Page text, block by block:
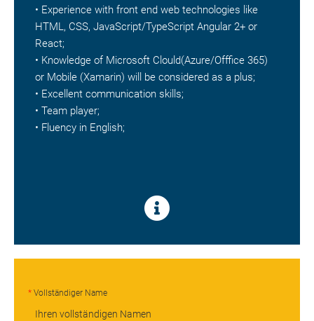
• Experience with front end web technologies like
HTML, CSS, JavaScript/TypeScript Angular 2+ or
React;
• Knowledge of Microsoft Clould(Azure/Offfice 365)
or Mobile (Xamarin) will be considered as a plus;
• Excellent communication skills;
• Team player;
• Fluency in English;
Vollständiger Name